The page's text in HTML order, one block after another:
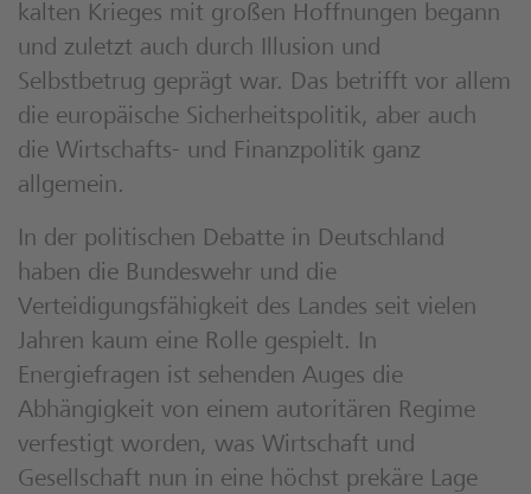
kalten Krieges mit großen Hoffnungen begann
und zuletzt auch durch Illusion und
Selbstbetrug geprägt war. Das betrifft vor allem
die europäische Sicherheitspolitik, aber auch
die Wirtschafts- und Finanzpolitik ganz
allgemein.
In der politischen Debatte in Deutschland
haben die Bundeswehr und die
Verteidigungsfähigkeit des Landes seit vielen
Jahren kaum eine Rolle gespielt. In
Energiefragen ist sehenden Auges die
Abhängigkeit von einem autoritären Regime
verfestigt worden, was Wirtschaft und
Gesellschaft nun in eine höchst prekäre Lage